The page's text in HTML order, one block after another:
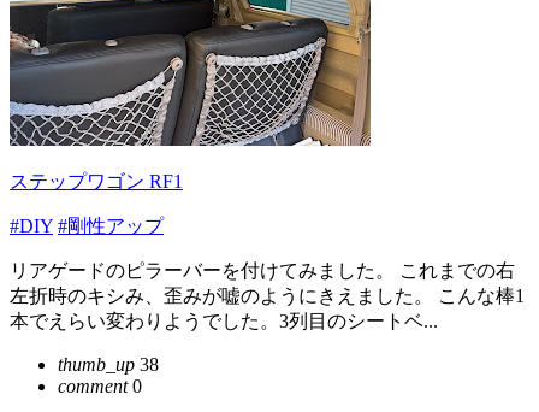
ステップワゴン RF1
#DIY #剛性アップ
リアゲードのピラーバーを付けてみました。 これまでの右
左折時のキシみ、歪みが嘘のようにきえました。 こんな棒1
本でえらい変わりようでした。3列目のシートベ...
thumb_up 38
comment0